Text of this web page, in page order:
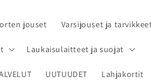
jouset Varsijouset ja
Laukaisulaitteet ja suojat
UUTUUDET Lahjakortit